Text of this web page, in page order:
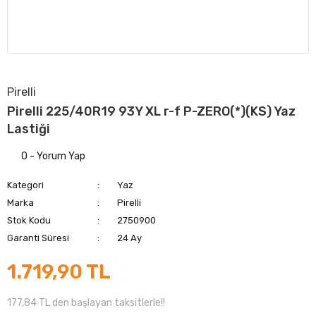
Pirelli
Pirelli 225/40R19 93Y XL r-f P-ZERO(*)(KS) Yaz
Lastiği
0 - Yorum Yap
Kategori
Yaz
Marka
Pirelli
Stok Kodu
2750900
Garanti Süresi
24 Ay
1.719,90 TL
177,84 TL den başlayan taksitlerle!!